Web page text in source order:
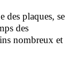
des plaques, se
des
nombreux et